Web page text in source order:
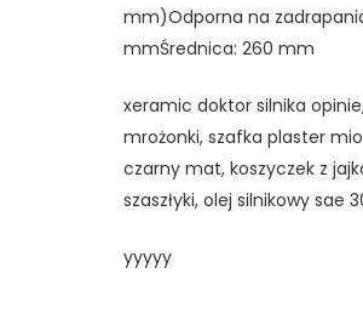
mm)Odporna na zadrapania
mmŚrednica: 260 mm
xeramic doktor silnika
mrożonki, szafka plaster
czarny mat, koszyczek z
szaszłyki, olej silnikowy sae
yyyyy